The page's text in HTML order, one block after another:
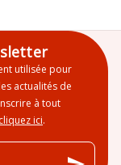
utilisée pour
actualités de
à tout
cliquez ici.